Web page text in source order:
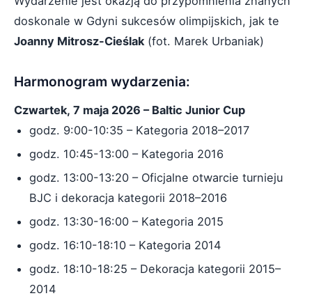
doskonale w Gdyni sukcesów olimpijskich, jak te
Joanny Mitrosz-Cieślak(fot. Marek Urbaniak)
Harmonogram wydarzenia:
Czwartek, 7 maja 2026 – Baltic Junior Cup
godz. 9:00-10:35 – Kategoria 2018–2017
godz. 10:45-13:00 – Kategoria 2016
godz. 13:00-13:20 – Oficjalne otwarcie turnieju
BJC i dekoracja kategorii 2018–2016
godz. 13:30-16:00 – Kategoria 2015
godz. 16:10-18:10 – Kategoria 2014
godz. 18:10-18:25 – Dekoracja kategorii 2015–
2014